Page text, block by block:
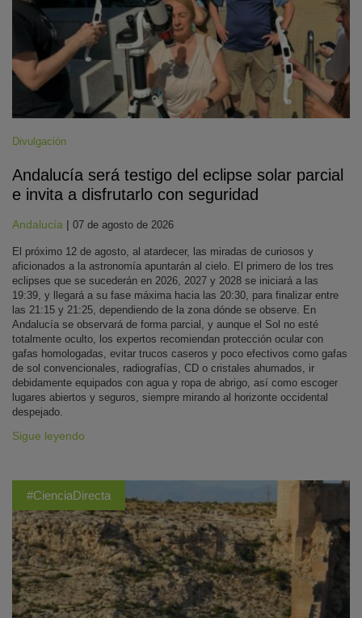
Divulgación
Andalucía será testigo del eclipse solar parcial
e invita a disfrutarlo con seguridad
Andalucía | 07 de agosto de 2026
El próximo 12 de agosto, al atardecer, las miradas de curiosos y
aficionados a la astronomía apuntarán al cielo. El primero de los tres
eclipses que se sucederán en 2026, 2027 y 2028 se iniciará a las
19:39, y llegará a su fase máxima hacia las 20:30, para finalizar entre
las 21:15 y 21:25, dependiendo de la zona dónde se observe. En
Andalucía se observará de forma parcial, y aunque el Sol no esté
totalmente oculto, los expertos recomiendan protección ocular con
gafas homologadas, evitar trucos caseros y poco efectivos como gafas
de sol convencionales, radiografías, CD o cristales ahumados, ir
debidamente equipados con agua y ropa de abrigo, así como escoger
lugares abiertos y seguros, siempre mirando al horizonte occidental
despejado.
Sigue leyendo
#CienciaDirecta